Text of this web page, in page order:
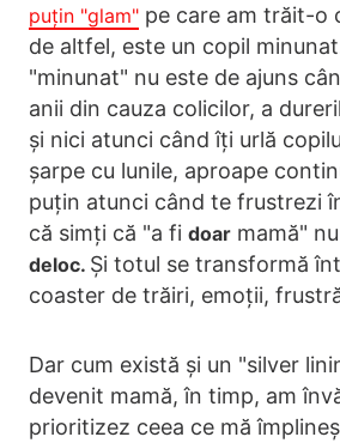
puțin "glam" pe care am trăit-o
de altfel, este un copil
"minunat" nu este de ajuns
anii din cauza colicilor, a
și nici atunci când îți urlă
șarpe cu lunile, aproape
puțin atunci când te frustrezi
că simți că "a fi doar mamă"
deloc. Și totul se transformă
coaster de trăiri, emoții,
Dar cum există și un "silver
devenit mamă, în timp, am
prioritizez ceea ce mă